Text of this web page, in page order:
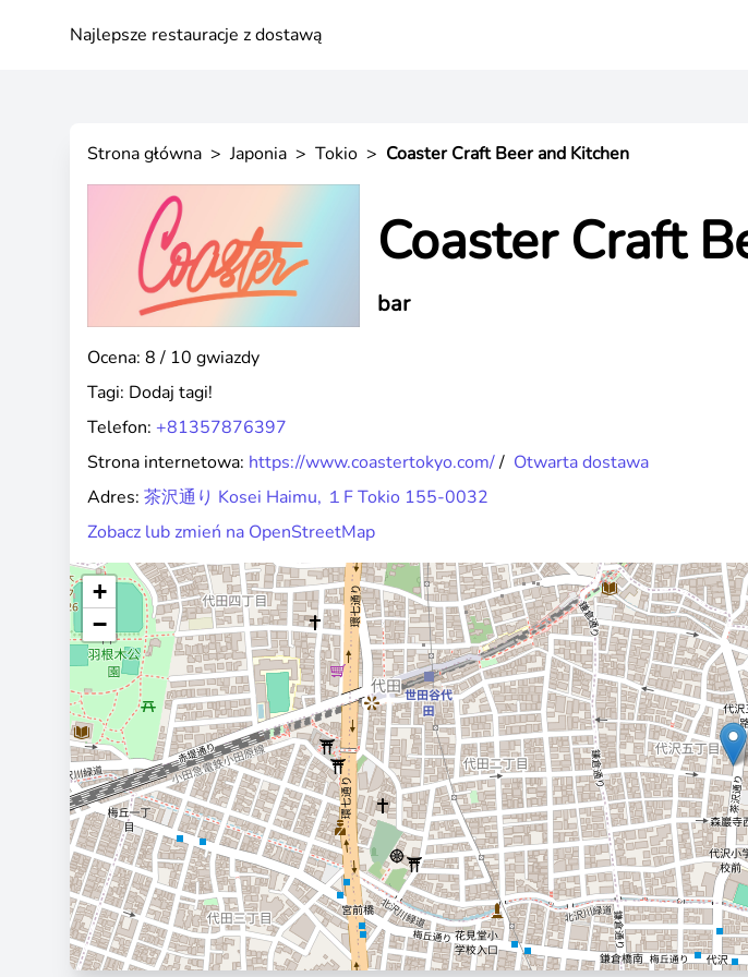
Najlepsze restauracje z dostawą
Strona główna > Japonia > Tokio > Coaster Craft Beer and Kitchen
Coaster Craft
bar
Ocena: 8 / 10 gwiazdy
Tagi: Dodaj tagi!
Telefon: +81357876397
Strona internetowa: https://www.coastertokyo.com// Otwarta dostawa
Adres: 茶沢通り Kosei Haimu, １F Tokio 155-0032
Zobacz lub zmień na OpenStreetMap
+
−